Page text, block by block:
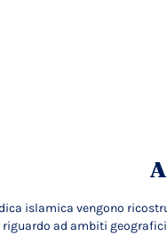
islamica vengono
ad ambiti